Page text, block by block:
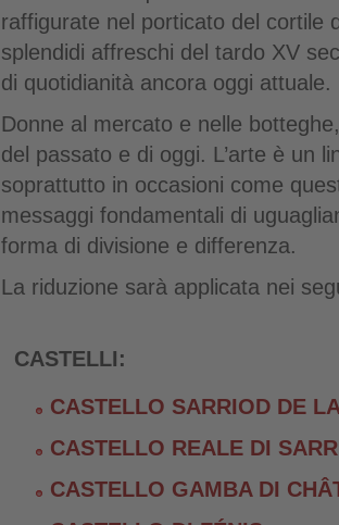
raffigurate nel porticato del cortile
splendidi affreschi del tardo XV
di quotidianità ancora oggi attuale.
Donne al mercato e nelle
del passato e di oggi. L’arte è un
soprattutto in occasioni come
messaggi fondamentali di
forma di divisione e differenza.
La riduzione sarà applicata nei
CASTELLI:
CASTELLO SARRIOD DE
CASTELLO REALE DI
CASTELLO GAMBA DI